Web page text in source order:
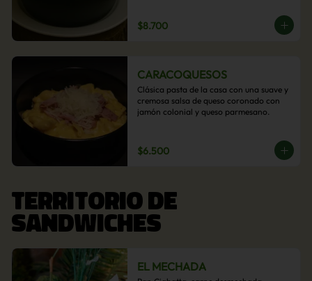
$8.700
CARACOQUESOS
Clásica pasta de la casa con una suave y
cremosa salsa de queso coronado con
jamón colonial y queso parmesano.
$6.500
TERRITORIO DE
SANDWICHES
EL MECHADA